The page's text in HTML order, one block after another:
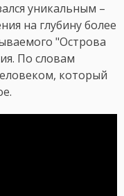
уникальным –
на глубину более
"Острова
По словам
который